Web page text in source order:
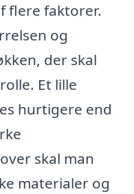
flere faktorer.
og
der skal
Et lille
hurtigere end
skal man
materialer og